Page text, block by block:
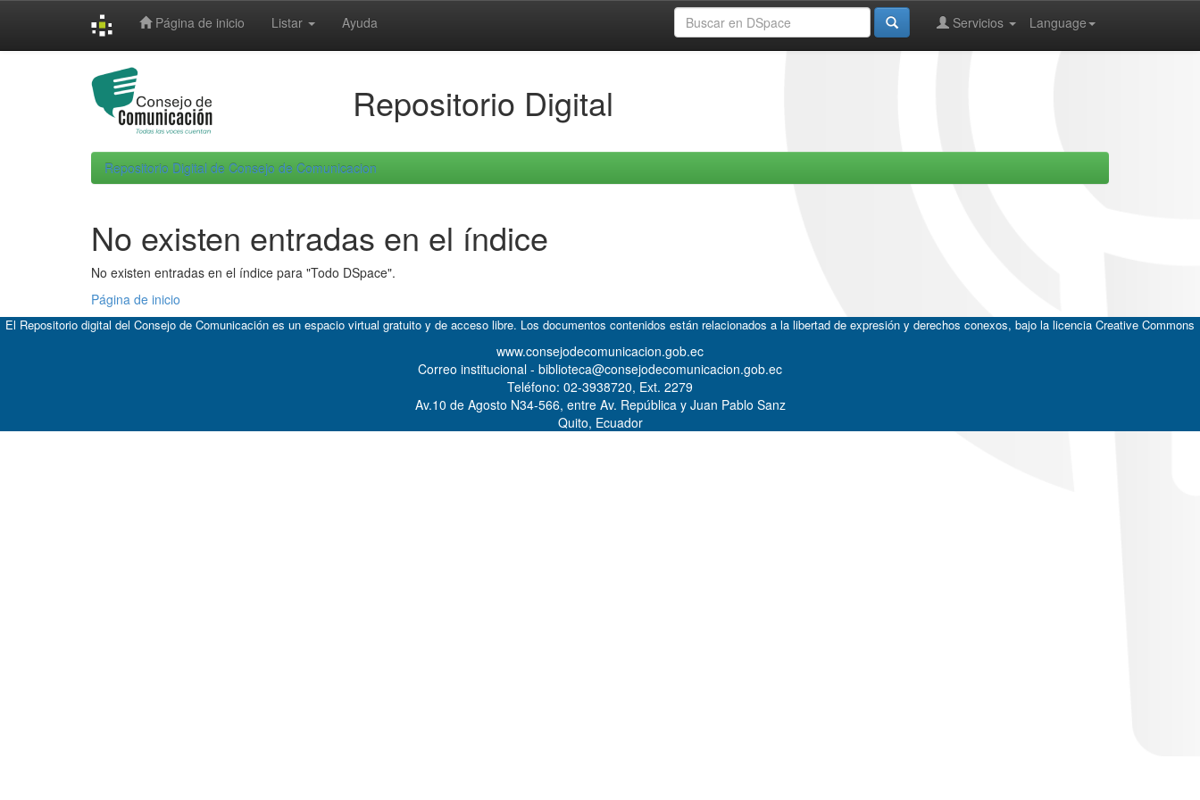
Página de inicio Listar Ayuda Language
Servicios
Repositorio Digital
Repositorio Digital de Consejo de Comunicacion
No existen entradas en el índice
No existen entradas en el índice para "Todo DSpace".
Página de inicio
El Repositorio digital del Consejo de Comunicación es un espacio virtual gratuito y de acceso libre. Los documentos contenidos están relacionados a la libertad de expresión y derechos conexos, bajo la licencia Creative Commons
www.consejodecomunicacion.gob.ec
Correo institucional - biblioteca@consejodecomunicacion.gob.ec
Teléfono: 02-3938720, Ext. 2279
Av.10 de Agosto N34-566, entre Av. República y Juan Pablo Sanz
Quito, Ecuador